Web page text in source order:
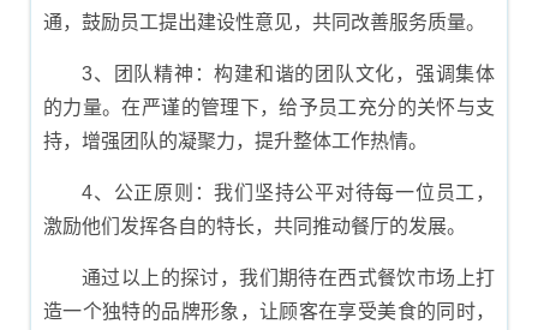
通，鼓励员工提出建设性意见，共同改善服务质量。
3、团队精神：构建和谐的团队文化，强调集体
的力量。在严谨的管理下，给予员工充分的关怀与支
持，增强团队的凝聚力，提升整体工作热情。
4、公正原则：我们坚持公平对待每一位员工，
激励他们发挥各自的特长，共同推动餐厅的发展。
通过以上的探讨，我们期待在西式餐饮市场上打
造一个独特的品牌形象，让顾客在享受美食的同时，